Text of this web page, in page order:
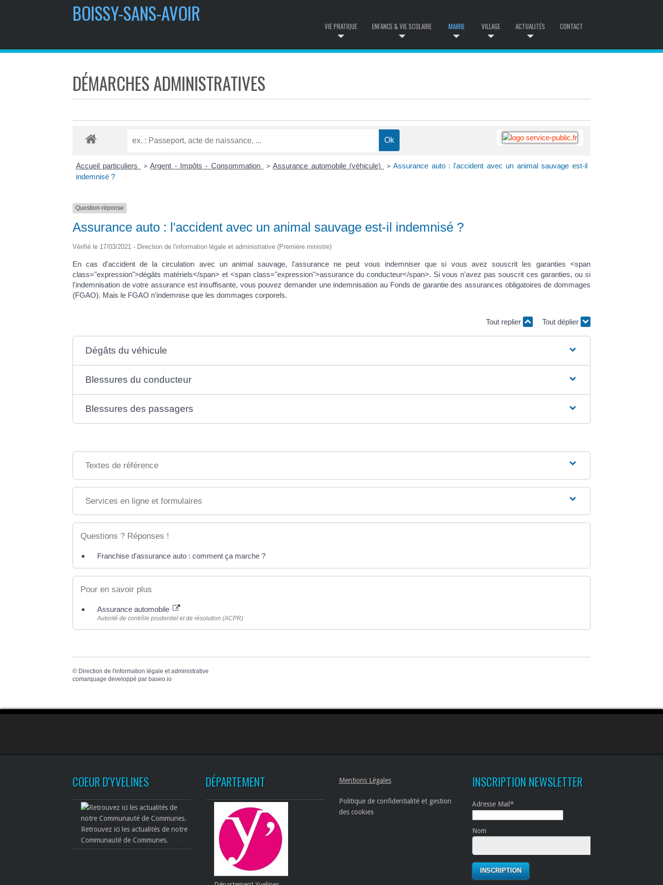
BOISSY-SANS-AVOIR
CONTACT
ACTUALITÉS
VILLAGE
MAIRIE
ENFANCE & VIE SCOLAIRE
VIE PRATIQUE
DÉMARCHES ADMINISTRATIVES
Accueil particuliers > Argent - Impôts - Consommation > Assurance automobile (véhicule) > Assurance auto : l'accident avec un animal sauvage est-il
indemnisé ?
Question-réponse
Assurance auto : l'accident avec un animal sauvage est-il indemnisé ?
Vérifié le 17/03/2021 - Direction de l'information légale et administrative (Première ministre)
En cas d'accident de la circulation avec un animal sauvage, l'assurance ne peut vous indemniser que si vous avez souscrit les garanties <span
class="expression">dégâts matériels</span> et <span class="expression">assurance du conducteur</span>. Si vous n'avez pas souscrit ces garanties, ou si
l'indemnisation de votre assurance est insuffisante, vous pouvez demander une indemnisation au Fonds de garantie des assurances obligatoires de dommages
(FGAO). Mais le FGAO n'indemnise que les dommages corporels.
Tout replier Tout déplier
Dégâts du véhicule
Blessures du conducteur
Blessures des passagers
Textes de référence
Services en ligne et formulaires
Questions ? Réponses !
Franchise d'assurance auto : comment ça marche ?
Pour en savoir plus
Assurance automobile
Autorité de contrôle prudentiel et de résolution (ACPR)
© Direction de l'information légale et administrative
comarquage developpé par baseo.io
COEUR D'YVELINES
Retrouvez ici les actualités de notre
Communauté de Communes.
DÉPARTEMENT Mentions Légales
Politique de confidentialité et gestion
des cookies
INSCRIPTION NEWSLETTER
Adresse Mail*
Nom